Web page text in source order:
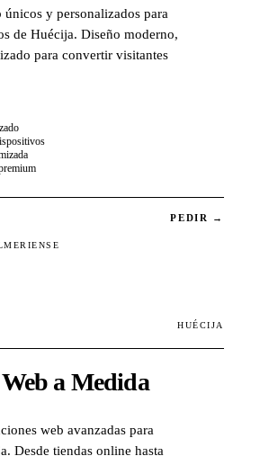
únicos y personalizados para
de Huécija. Diseño moderno,
para convertir visitantes
PEDIR →
HUÉCIJA
a Medida
web avanzadas para
Desde tiendas online hasta